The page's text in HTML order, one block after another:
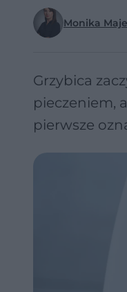
Monika
Grzybica
pieczeniem,
pierwsze